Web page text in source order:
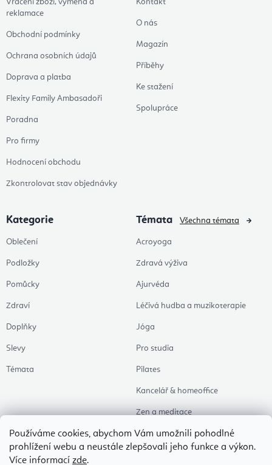
Používáme cookies, abychom Vám umožnili pohodlné
prohlížení webu a neustále zlepšovali jeho funkce a výkon.
Více informací zde.
reklamace
Obchodní podmínky
Ochrana osobních údajů
Doprava a platba
Flexity Family Ambasadoři
Poradna
Pro firmy
Hodnocení obchodu
Zkontrolovat stav objednávky
O nás
Magazín
Příběhy
Ke stažení
Spolupráce
Kategorie
Oblečení
Podložky
Pomůcky
Zdraví
Doplňky
Slevy
Témata
Témata
Acroyoga
Zdravá výživa
Ajurvéda
Léčivá hudba a muzikoterapie
Jóga
Pro studia
Pilates
Kancelář & homeoffice
Zen a meditace
Aromaterapie
Zdravý spánek
Všechna témata